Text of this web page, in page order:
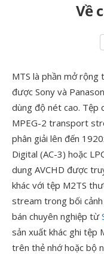
Về
MTS là phần mở rộng
được Sony và
dùng độ nét cao. Tệp
MPEG-2 transport
phân giải lên đến
Digital (AC-3) hoặc
dung AVCHD được
khác với tệp M2TS
stream trong bối
bán chuyên nghiệp từ
sản xuất khác ghi tệp
trên thẻ nhớ hoặc bộ